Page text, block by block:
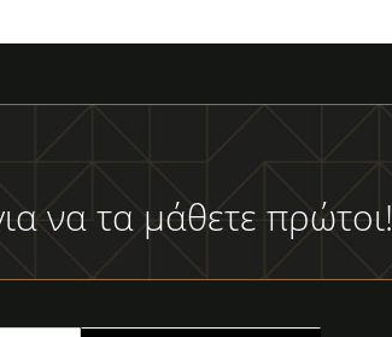
να τα μάθετε πρώτοι!